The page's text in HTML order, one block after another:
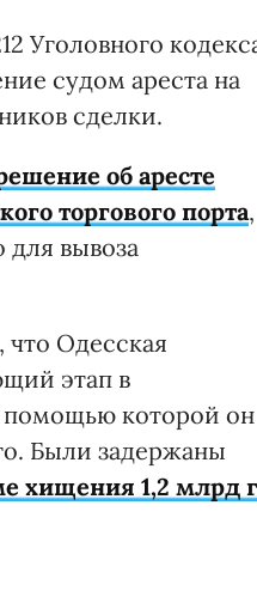
Уголовного
судом ареста на
сделки.
об аресте
торгового порта,
вывоза
Одесская
этап в
помощью которой он
Были задержаны
хищения 1,2 млрд